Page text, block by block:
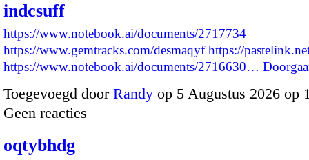
indcsuff
https://www.notebook.ai/documents/2717734
https://www.gemtracks.com/desmaqyf https://
https://www.notebook.ai/documents/2716630…
Toegevoegd door Randy op 5 Augustus 2026
Geen reacties
oqtybhdg